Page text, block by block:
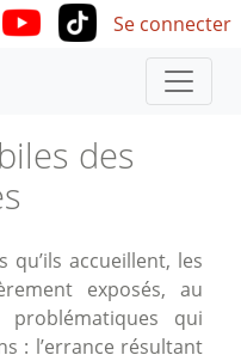
User
Se connecter
des
accueillent, les
exposés, au
qui
: l’errance résultant